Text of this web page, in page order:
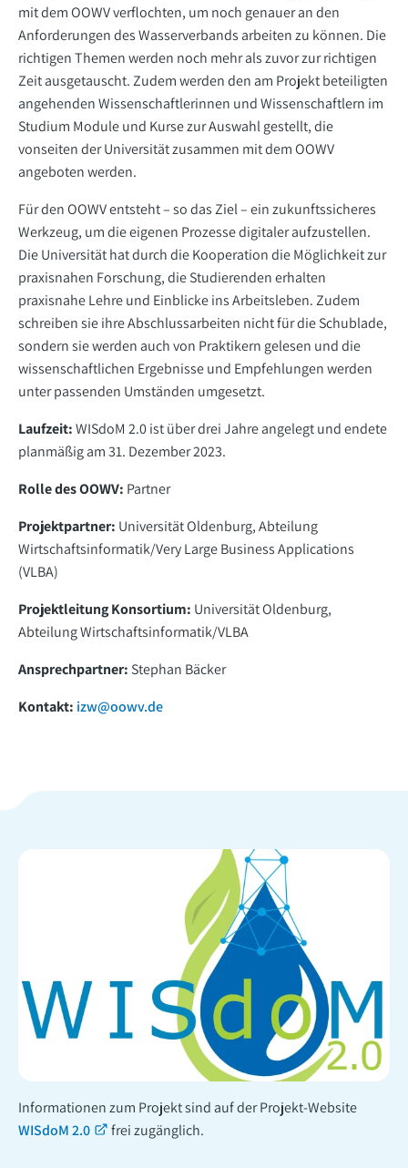
mit dem OOWV verflochten, um noch genauer an den
Anforderungen des Wasserverbands arbeiten zu können. Die
richtigen Themen werden noch mehr als zuvor zur richtigen
Zeit ausgetauscht. Zudem werden den am Projekt beteiligten
angehenden Wissenschaftlerinnen und Wissenschaftlern im
Studium Module und Kurse zur Auswahl gestellt, die
vonseiten der Universität zusammen mit dem OOWV
angeboten werden.
Für den OOWV entsteht – so das Ziel – ein zukunftssicheres
Werkzeug, um die eigenen Prozesse digitaler aufzustellen.
Die Universität hat durch die Kooperation die Möglichkeit zur
praxisnahen Forschung, die Studierenden erhalten
praxisnahe Lehre und Einblicke ins Arbeitsleben. Zudem
schreiben sie ihre Abschlussarbeiten nicht für die Schublade,
sondern sie werden auch von Praktikern gelesen und die
wissenschaftlichen Ergebnisse und Empfehlungen werden
unter passenden Umständen umgesetzt.
Laufzeit:WISdoM 2.0 ist über drei Jahre angelegt und endete
planmäßig am 31. Dezember 2023.
Rolle des OOWV: Partner
Projektpartner: Universität Oldenburg, Abteilung
Wirtschaftsinformatik/Very Large Business Applications
(VLBA)
Projektleitung Konsortium: Universität Oldenburg,
Abteilung Wirtschaftsinformatik/VLBA
Ansprechpartner: Stephan Bäcker
Kontakt: izw@oowv.de
Informationen zum Projekt sind auf der Projekt-Website
WISdoM 2.0
frei zugänglich.